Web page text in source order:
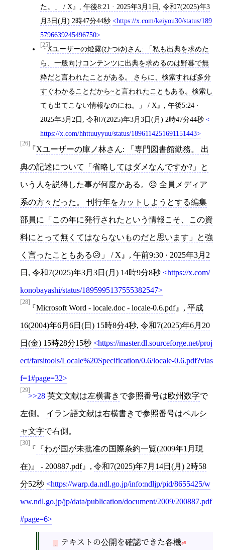
た。」 / X
午後8:21 · 2025年3月1日
令和7(2025)年3
月3日(月) 2時47分44秒
https://x.com/keiyou30/status/189
5796639245496750
[25]Xユーザーの燈露(ひつゆ)さん: 「私も出典を求めた
ら、一般向けコンテンツに出典を求めるのは野暮で無
粋だと言われたことがある。 さらに、検索すれば多分
すぐわかることだから~と言われたこともある。検索し
ても出てこない情報なのにね。」 / X
午後5:24 ·
2025年3月2日
令和7(2025)年3月3日(月) 2時47分44秒
https://x.com/hhttuuyyuu/status/1896114251691151443
[26]
Xユーザーの庫ノ林さん: 「専門図書館勤務。 出
典の記述について「省略してはダメなんですか?」と
いう人を説得した事が何度かある。😥 全員メディア
系の方々だった。 刊行年をカットしようとする編集
部員に「この年に発行されたという情報こそ、この資
料にとって無くてはならないものだと思います」と強
く言ったこともある😥」 / X , 午前9:30 · 2025年3月2
日 , 令和7(2025)年3月3日(月) 14時9分8秒 https://x.com/
konobayashi/status/1895995137555382547
[28]
Microsoft Word - locale.doc - locale-0.6.pdf , 平成
16(2004)年6月6日(日) 15時8分4秒, 令和7(2025)年6月20
日(金) 15時28分15秒 https://master.dl.sourceforge.net/proj
ect/farsitools/Locale%20Specification/0.6/locale-0.6.pdf?vias
f=1#page=32
[29]
>>28 英文文献は左横書き で参照番号は欧州数字で
左側。 イラン語文献は右横書き で参照番号はペルシ
ャ文字で右側。
[30]
『わが国が未批准の国際条約一覧(2009年1月現
在)』 - 200887.pdf , 令和7(2025)年7月14日(月) 2時58
分52秒 https://warp.da.ndl.go.jp/info:ndljp/pid/8655425/w
ww.ndl.go.jp/jp/data/publication/document/2009/200887.pdf
#page=6
テキストの公開を確認できた各機